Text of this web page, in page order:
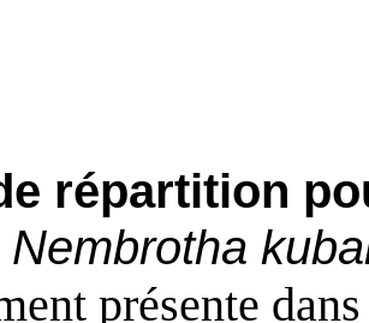
répartition
Nembrotha
présente